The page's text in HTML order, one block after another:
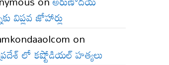
విప్లవ జోహార్లు
on
లో కష్టోడియల్ హత్యలు